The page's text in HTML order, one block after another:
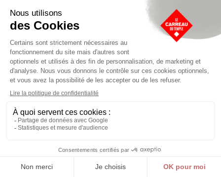
Valeria Giuga, chorégraphe et spécialiste de l'écriture du
mouvement, crée une borne de jeu interactive "machine à
danser" tout public. Chaque participant·e explore une suite de
6 gestes composée à partir de partitions existantes puis
simplifiées de chorégraphes célèbres des XX et XXI siècles.
Une occasion ludique de revisiter le patrimoine
chorégraphique d'esthétiques aussi variées que celle de
Carolyn Carlson ou Mary Wigman. Après un temps
actionne le bouton rouge pour arrêter le choix de l’interprète à
l’écran avec lequel il va danser et la partition de la danse qu’il
+ Performance dansée
POWER-UP !
Infos :cliquez ici